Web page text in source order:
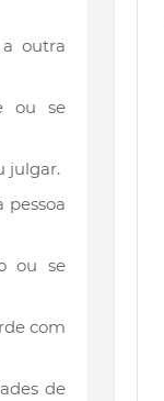
outra
ou se
julgar.
pessoa
ou se
com
de